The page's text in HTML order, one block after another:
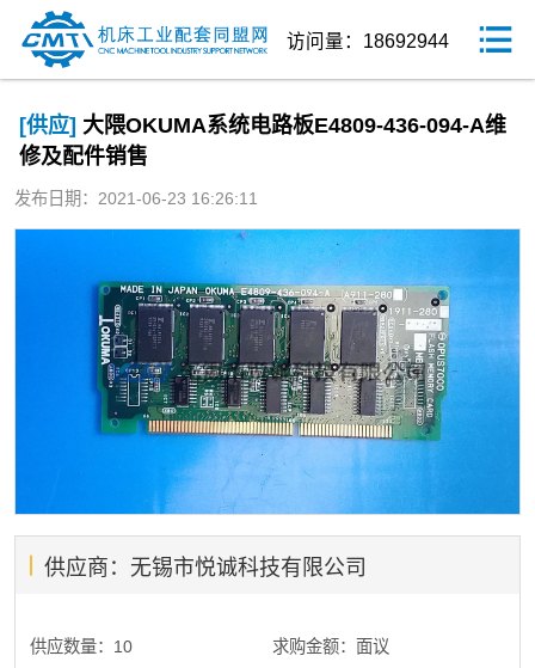
访问量：18692944
[供应] 大隈OKUMA系统电路板E4809-436-094-A维
修及配件销售
发布日期：2021-06-23 16:26:11
供应商：无锡市悦诚科技有限公司
供应数量：10
求购金额：面议